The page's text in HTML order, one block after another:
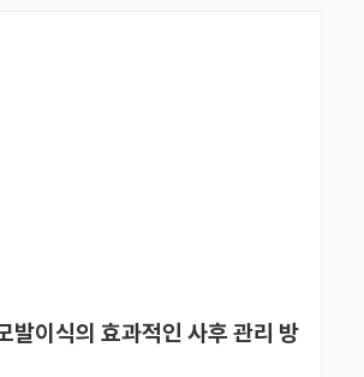
발이식의 효과적인 사후 관리 방